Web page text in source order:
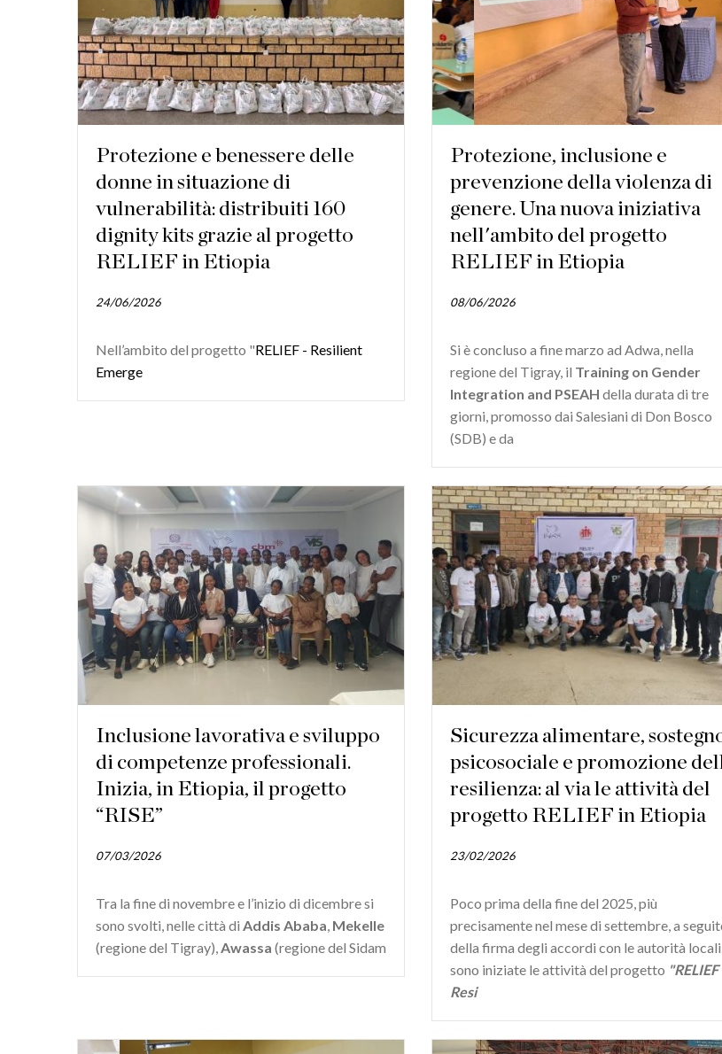
Protezione e benessere delle
donne in situazione di
vulnerabilità: distribuiti 160
dignity kits grazie al progetto
RELIEF in Etiopia
24/06/2026
Nell’ambito del progetto "RELIEF - Resilient
Emerge
Protezione, inclusione e
prevenzione della violenza di
genere. Una nuova iniziativa
nell'ambito del progetto
RELIEF in Etiopia
08/06/2026
Si è concluso a fine marzo ad Adwa, nella
regione del Tigray, il Training on Gender
Integration and PSEAH della durata di tre
giorni, promosso dai Salesiani di Don Bosco
(SDB) e da
Inclusione lavorativa e sviluppo
di competenze professionali.
Inizia, in Etiopia, il progetto
“RISE”
07/03/2026
Tra la fine di novembre e l’inizio di dicembre si
sono svolti, nelle città di Addis Ababa, Mekelle
(regione del Tigray),Awassa (regione del Sidam
Sicurezza alimentare,
psicosociale e promozione
resilienza: al via le attività del
progetto RELIEF in Etiopia
23/02/2026
Poco prima della fine del 2025, più
precisamente nel mese di settembre, a
della firma degli accordi con le autorità
sono iniziate le attività del progetto "RELIEF
Resi